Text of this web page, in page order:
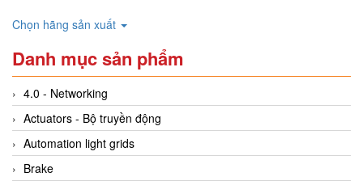
Chọn hãng sản xuất
Danh mục sản phẩm
4.0 - Networking
Actuators - Bộ truyền động
Automation light grids
Brake